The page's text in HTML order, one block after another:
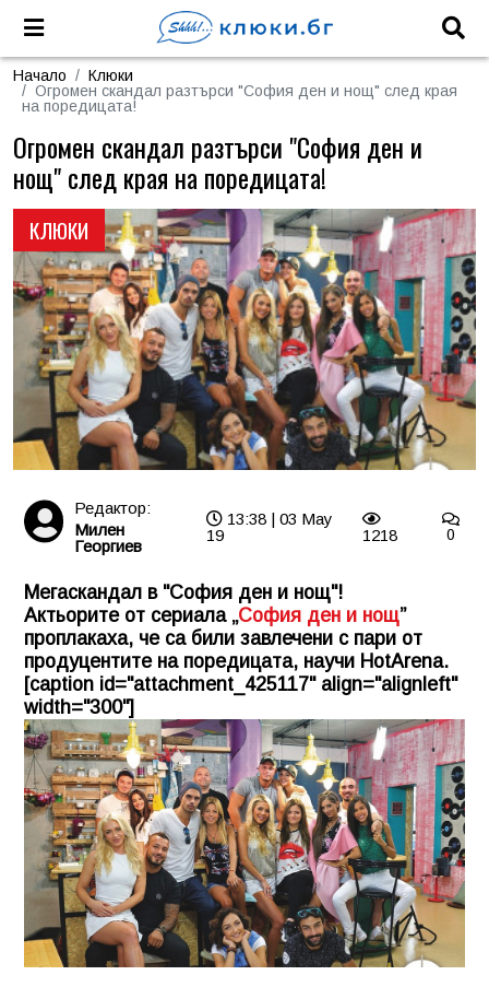
Начало
Клюки
Огромен скандал разтърси "София ден и нощ" след края
на поредицата!
КЛЮКИ
Огромен скандал разтърси "София ден и
нощ" след края на поредицата!
Редактор:
Милен
Георгиев
13:38 | 03 May
19
1218 0
Мегаскандал в "София ден и нощ"!
Актьорите от сериала „София ден и нощ”
проплакаха, че са били завлечени с пари от
продуцентите на поредицата, научи HotArena.
[caption id="attachment_425117" align="alignleft"
width="300"]